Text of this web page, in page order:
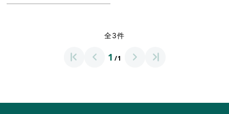
全3件
1 /1